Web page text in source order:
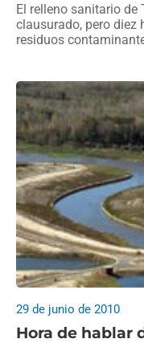
El relleno sanitario de
clausurado, pero diez
residuos
Hora de hablar
29 de junio de 2010